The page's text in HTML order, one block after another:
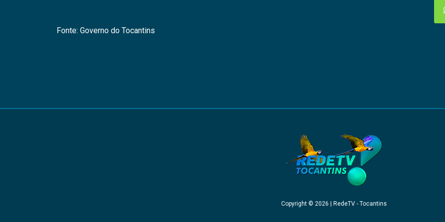
Fonte: Governo do Tocantins
Copyright © 2026 | RedeTV - Tocantins